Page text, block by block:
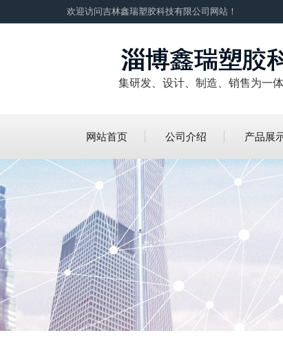
欢迎访问吉林鑫瑞塑胶科技有限公司网站！
集研发、设计、制造、销售为一
网站首页 公司介绍 产品展